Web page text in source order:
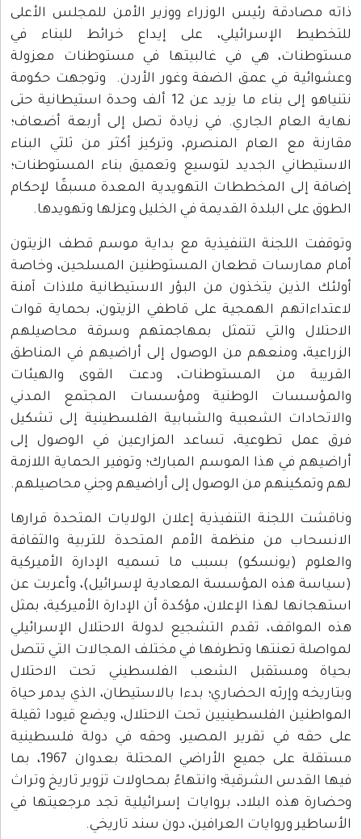
ذاته مصادقة رئيس الوزراء ووزير الأمن للمجلس الأعلى
للتخطيط الإسرائيلي، على إيداع خرائط للبناء في
مستوطنات، هي في غالبيتها في مستوطنات معزولة
وعشوائية في عمق الضفة وغور الأردن. وتوجهت حكومة
نتنياهو إلى بناء ما يزيد عن 12 ألف وحدة استيطانية حتى
نهاية العام الجاري. في زيادة تصل إلى أربعة أضعاف؛
مقارنة مع العام المنصرم، وتركيز أكثر من ثلثي البناء
الاستيطاني الجديد لتوسيع وتعميق بناء المستوطنات؛
إضافة إلى المخططات التهويدية المعدة مسبقًا لإحكام
الطوق على البلدة القديمة في الخليل وعزلها وتهويدها.
وتوقفت اللجنة التنفيذية مع بداية موسم قطف الزيتون
أمام ممارسات قطعان المستوطنين المسلحين، وخاصة
أولئك الذين يتخذون من البؤر الاستيطانية ملاذات آمنة
لاعتداءاتهم الهمجية على قاطفي الزيتون، بحماية قوات
الاحتلال والتي تتمثل بمهاجمتهم وسرقة محاصيلهم
الزراعية، ومنعهم من الوصول إلى أراضيهم في المناطق
القريبة من المستوطنات، ودعت القوى والهيئات
والمؤسسات الوطنية ومؤسسات المجتمع المدني
والاتحادات الشعبية والشبابية الفلسطينية إلى تشكيل
فرق عمل تطوعية، تساعد المزارعين في الوصول إلى
أراضيهم في هذا الموسم المبارك؛ وتوفير الحماية اللازمة
لهم وتمكينهم من الوصول إلى أراضيهم وجني محاصيلهم.
وناقشت اللجنة التنفيذية إعلان الولايات المتحدة قرارها
الانسحاب من منظمة الأمم المتحدة للتربية والثقافة
والعلوم (يونسكو) بسبب ما تسميه الإدارة الأميركية
(سياسة هذه المؤسسة المعادية لإسرائيل)، وأعربت عن
استهجانها لهذا الإعلان، مؤكدة أن الإدارة الأميركية، بمثل
هذه المواقف، تقدم التشجيع لدولة الاحتلال الإسرائيلي
لمواصلة تعنتها وتطرفها في مختلف المجالات التي تتصل
بحياة ومستقبل الشعب الفلسطيني تحت الاحتلال
وبتاريخه وإرثه الحضاري؛ بدءا بالاستيطان، الذي يدمر حياة
المواطنين الفلسطينيين تحت الاحتلال، ويضع قيودا ثقيلة
على حقه في تقرير المصير، وحقه في دولة فلسطينية
مستقلة على جميع الأراضي المحتلة بعدوان 1967، بما
فيها القدس الشرقية؛ وانتهاءً بمحاولات تزوير تاريخ وتراث
وحضارة هذه البلاد، بروايات إسرائيلية تجد مرجعيتها في
الأساطير وروايات العرافين، دون سند تاريخي.